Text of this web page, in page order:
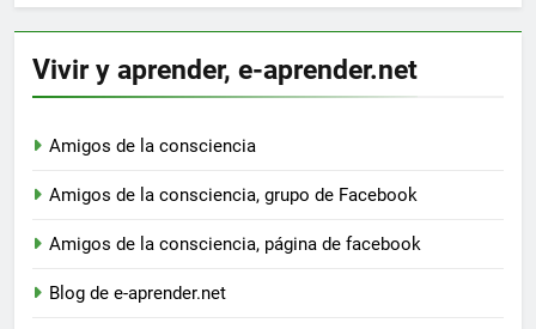
Vivir y aprender, e-aprender.net
Amigos de la consciencia
Amigos de la consciencia, grupo de Facebook
Amigos de la consciencia, página de facebook
Blog de e-aprender.net